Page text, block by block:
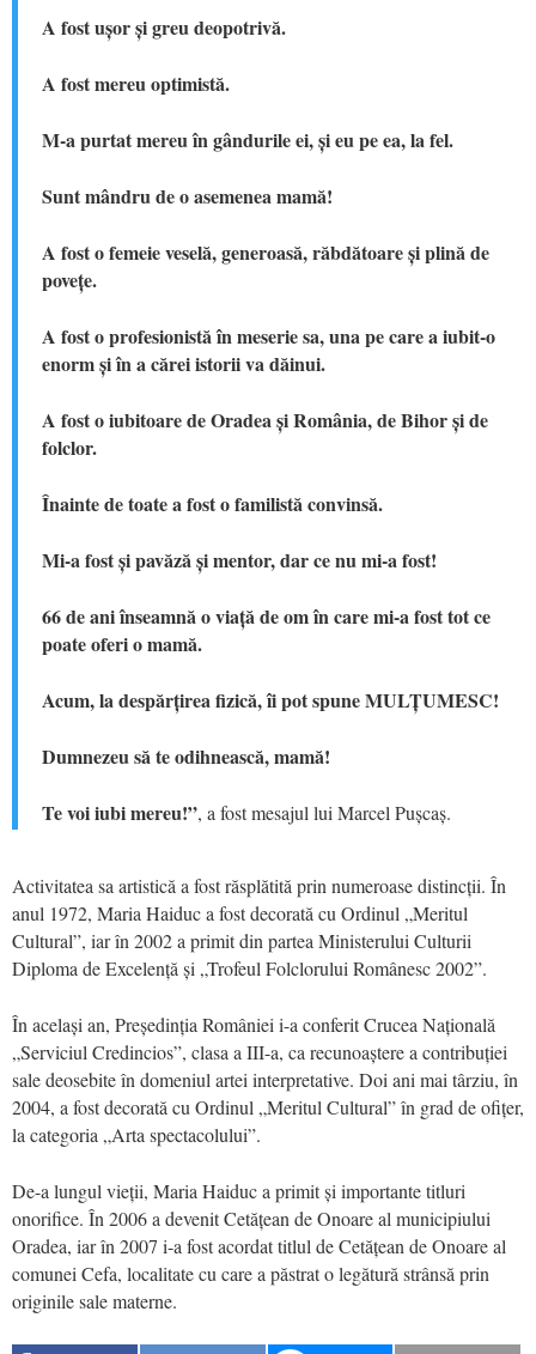
A fost ușor și greu deopotrivă.
A fost mereu optimistă.
M-a purtat mereu în gândurile ei, și eu pe ea, la fel.
Sunt mândru de o asemenea mamă!
A fost o femeie veselă, generoasă, răbdătoare și plină de
povețe.
A fost o profesionistă în meserie sa, una pe care a iubit-o
enorm și în a cărei istorii va dăinui.
A fost o iubitoare de Oradea și România, de Bihor și de
folclor.
Înainte de toate a fost o familistă convinsă.
Mi-a fost și pavăză și mentor, dar ce nu mi-a fost!
66 de ani înseamnă o viață de om în care mi-a fost tot ce
poate oferi o mamă.
Acum, la despărțirea fizică, îi pot spune MULȚUMESC!
Dumnezeu să te odihnească, mamă!
Te voi iubi mereu!”, a fost mesajul lui Marcel Pușcaș.
Activitatea sa artistică a fost răsplătită prin numeroase distincții. În
anul 1972, Maria Haiduc a fost decorată cu Ordinul „Meritul
Cultural”, iar în 2002 a primit din partea Ministerului Culturii
Diploma de Excelență și „Trofeul Folclorului Românesc 2002”.
În același an, Președinția României i-a conferit Crucea Națională
„Serviciul Credincios”, clasa a III-a, ca recunoaștere a contribuției
sale deosebite în domeniul artei interpretative. Doi ani mai târziu, în
2004, a fost decorată cu Ordinul „Meritul Cultural” în grad de ofițer,
la categoria „Arta spectacolului”.
De-a lungul vieții, Maria Haiduc a primit și importante titluri
onorifice. În 2006 a devenit Cetățean de Onoare al municipiului
Oradea, iar în 2007 i-a fost acordat titlul de Cetățean de Onoare al
comunei Cefa, localitate cu care a păstrat o legătură strânsă prin
originile sale materne.